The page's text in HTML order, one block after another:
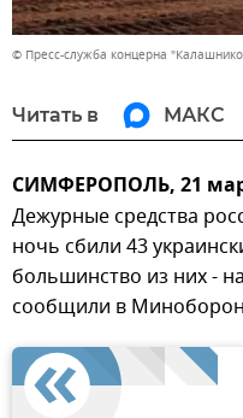
© Пресс-служба концерна
Читать в МАКС
СИМФЕРОПОЛЬ, 21
Дежурные средства
ночь сбили 43
большинство из них -
сообщили в